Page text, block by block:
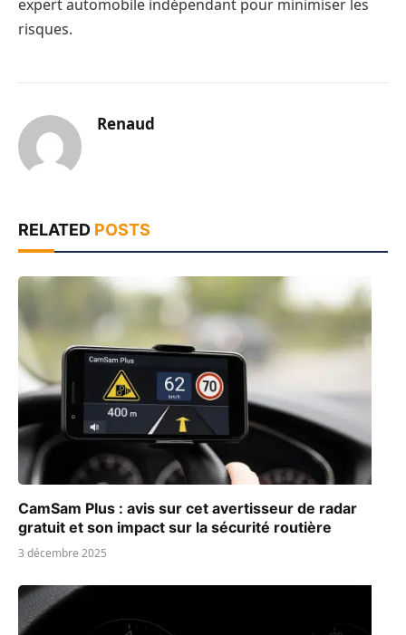
expert automobile indépendant pour minimiser les
risques.
Renaud
RELATED POSTS
CamSam Plus : avis sur cet avertisseur de radar
gratuit et son impact sur la sécurité routière
3 décembre 2025